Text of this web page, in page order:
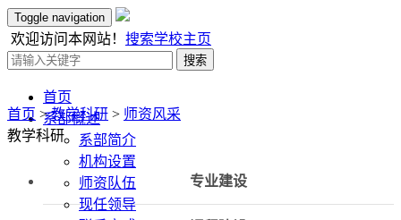
Toggle navigation
欢迎访问本网站！ 搜索学校主页
搜索
首页
系部概述
系部简介
机构设置
师资队伍
现任领导
首页 >教学科研 > 师资风采
教学科研
专业建设